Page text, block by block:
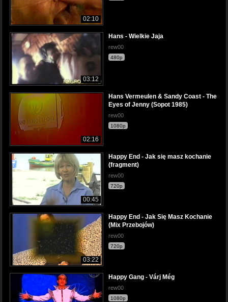
02:10
03:12
Hans - Wielkie Jaja
rew00
480p
02:16
Hans Vermeulen & Sandy Coast - The
Eyes of Jenny (Sopot 1985)
rew00
1080p
00:45
Happy End - Jak się masz kochanie
(fragment)
rew00
720p
03:22
Happy End - Jak Się Masz Kochanie
(Mix Przebojów)
rew00
720p
Happy Gang - Várj Még
rew00
1080p